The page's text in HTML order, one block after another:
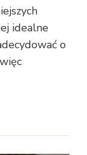
idealne
o